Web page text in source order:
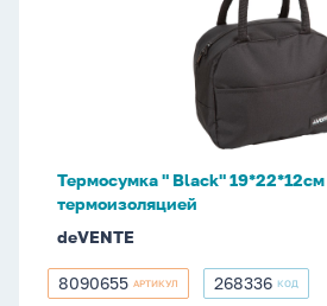
термоизоляцией
Термосумка " Black" 19*22*12см
термоизоляцией
deVENTE
8090655
8090655 АРТИКУЛ 268336
268336 КОД